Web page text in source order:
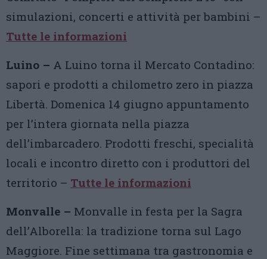
simulazioni, concerti e attività per bambini –
Tutte le informazioni
Luino – A Luino torna il Mercato Contadino:
sapori e prodotti a chilometro zero in piazza
Libertà. Domenica 14 giugno appuntamento
per l’intera giornata nella piazza
dell’imbarcadero. Prodotti freschi, specialità
locali e incontro diretto con i produttori del
territorio – Tutte le informazioni
Monvalle – Monvalle in festa per la Sagra
dell’Alborella: la tradizione torna sul Lago
Maggiore. Fine settimana tra gastronomia e